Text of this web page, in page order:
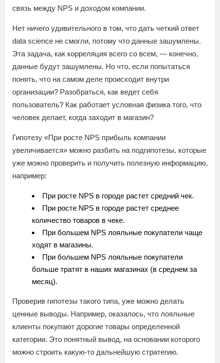
связь между NPS и доходом компании.
Нет ничего удивительного в том, что дать четкий ответ
data science не смогли, потому что данные зашумлены.
Эта задача, как корреляция всего со всем, — конечно,
данные будут зашумлены. Но что, если попытаться
понять, что на самом деле происходит внутри
организации? Разобраться, как ведет себя
пользователь? Как работает условная физика того, что
человек делает, когда заходит в магазин?
Гипотезу «При росте NPS прибыль компании
увеличивается» можно разбить на подгипотезы, которые
уже можно проверить и получить полезную информацию,
например:
При росте NPS в городе растет средний чек.
При росте NPS в городе растет среднее
количество товаров в чеке.
При большем NPS лояльные покупатели чаще
ходят в магазины.
При большем NPS лояльные покупатели
больше тратят в наших магазинах (в среднем за
месяц).
Проверив гипотезы такого типа, уже можно делать
ценные выводы. Например, оказалось, что лояльные
клиенты покупают дорогие товары определенной
категории. Это понятный вывод, на основании которого
можно строить какую-то дальнейшую стратегию.